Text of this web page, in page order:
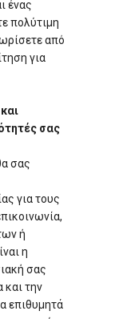
ένας
πολύτιμη
από
για
σας
σας
για τους
ή
η
σας
και την
επιθυμητά